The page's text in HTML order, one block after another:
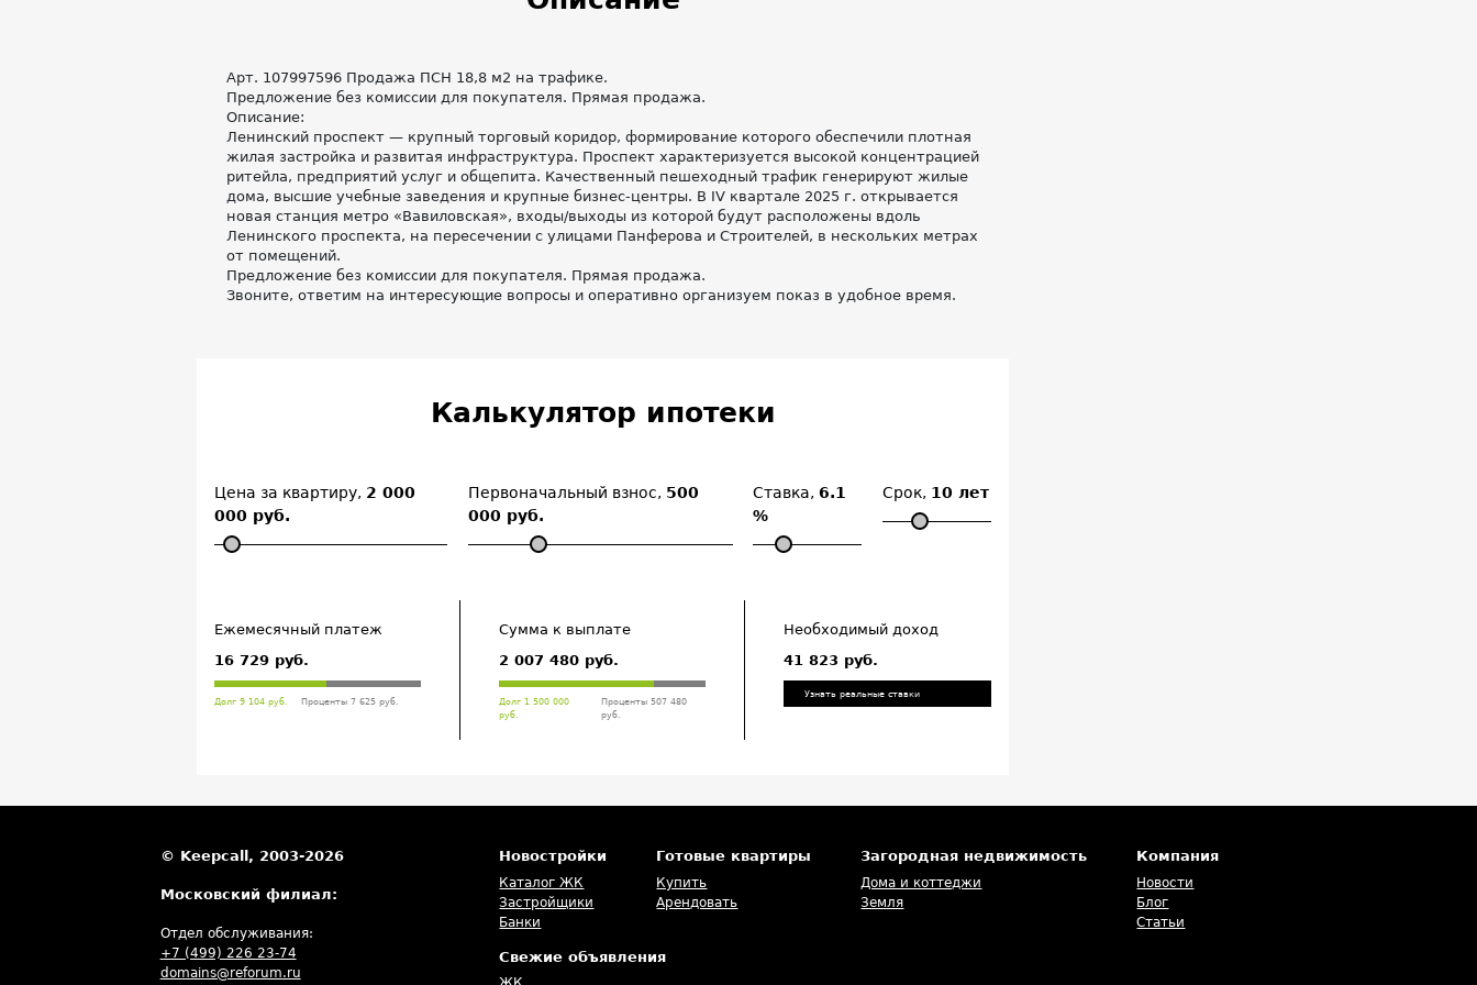
Арт. 107997596 Продажа ПСН 18,8 м2 на трафике.
Предложение без комиссии для покупателя. Прямая продажа.
Описание:
Ленинский проспект — крупный торговый коридор, формирование которого обеспечили плотная
жилая застройка и развитая инфраструктура. Проспект характеризуется высокой концентрацией
ритейла, предприятий услуг и общепита. Качественный пешеходный трафик генерируют жилые
дома, высшие учебные заведения и крупные бизнес-центры. В IV квартале 2025 г. открывается
новая станция метро «Вавиловская», входы/выходы из которой будут расположены вдоль
Ленинского проспекта, на пересечении с улицами Панферова и Строителей, в нескольких метрах
от помещений.
Предложение без комиссии для покупателя. Прямая продажа.
Звоните, ответим на интересующие вопросы и оперативно организуем показ в удобное время.
Калькулятор ипотеки
Цена за квартиру, 2 000
000 руб.
Первоначальный взнос, 500
000 руб.
Ставка,6.1
%
Срок, 10 лет
Ежемесячный платеж
16 729 руб.
Долг 9 104 руб. Проценты 7 625 руб.
Сумма к выплате
2 007 480 руб.
Долг 1 500 000
руб.
Проценты 507 480
руб.
Необходимый доход
41 823 руб.
Узнать реальные ставки
© Keepcall, 2003-2026
Московский филиал:
Отдел обслуживания:
+7 (499) 226 23-74
domains@reforum.ru
Новостройки
Каталог ЖК
Застройщики
Банки
Готовые квартиры
Купить
Арендовать
Загородная недвижимость
Дома и коттеджи
Земля
Компания
Новости
Блог
Статьи
Свежие объявления